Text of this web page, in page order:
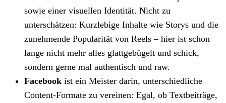
sowie einer visuellen Identität. Nicht zu
unterschätzen: Kurzlebige Inhalte wie Storys und die
zunehmende Popularität von Reels – hier ist schon
lange nicht mehr alles glattgebügelt und schick,
sondern gerne mal authentisch und raw.
Facebook ist ein Meister darin, unterschiedliche
Content-Formate zu vereinen: Egal, ob Textbeiträge,